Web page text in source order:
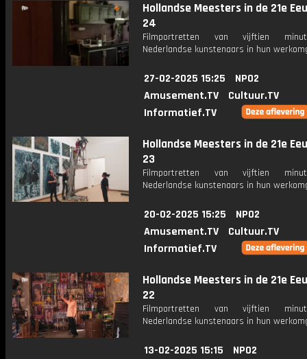
Hollandse Meesters in de 21e
24
Filmportretten van vijftien
Nederlandse kunstenaars in hun
27-02-2025 15:25
NPO2
Amusement.TV
Cultuur.TV
Informatief.TV
Hollandse Meesters in de 21e
23
Filmportretten van vijftien
Nederlandse kunstenaars in hun
20-02-2025 15:25
NPO2
Amusement.TV
Cultuur.TV
Informatief.TV
Hollandse Meesters in de 21e
22
Filmportretten van vijftien
Nederlandse kunstenaars in hun
13-02-2025 15:15 NPO2